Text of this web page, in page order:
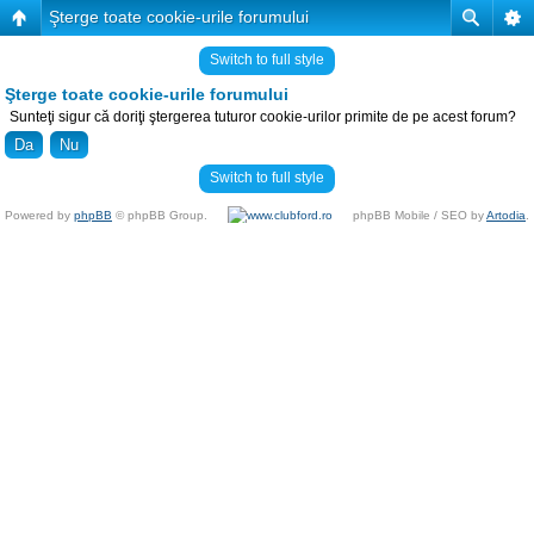
Şterge toate cookie-urile forumului
Switch to full style
Şterge toate cookie-urile forumului
Sunteţi sigur că doriţi ştergerea tuturor cookie-urilor primite de pe acest forum?
Switch to full style
Powered by phpBB © phpBB Group. phpBB Mobile / SEO byArtodia